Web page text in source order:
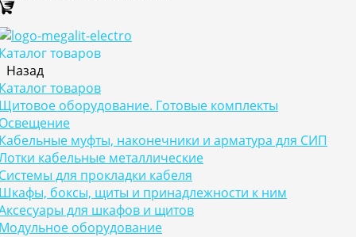
товаров
Назад
товаров
оборудование. Готовые комплекты
муфты, наконечники и арматура для СИП
кабельные металлические
для прокладки кабеля
боксы, щиты и принадлежности к ним
для шкафов и щитов
оборудование